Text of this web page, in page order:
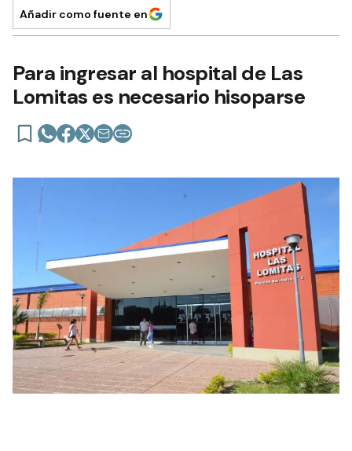
Añadir como fuente en
Para ingresar al hospital de Las
Lomitas es necesario hisoparse